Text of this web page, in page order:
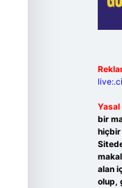
Yasal
bir
hiçbir
alan
olup,